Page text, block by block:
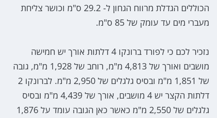
הכוללים הגדלת מרווח הגחון ל- 29.2 ס"מ וכושר צליחת
מעברי מים עד עומק של 85 ס"מ.
נזכיר לכם כי לפורד ברונקו 4 דלתות אורך יש חמישה
מושבים ואורך של 4,813 מ"מ, רוחב של 1,928 מ"מ, גובה
של 1,851 מ"מ ובסיס גלגלים של 2,950 מ"מ. לברונקו 2
דלתות הקצר יש 4 מושבים, אורך של 4,439 מ"מ ובסיס
גלגלים של 2,550 מ"מ כאשר כאן הגובה עומד על 1,876